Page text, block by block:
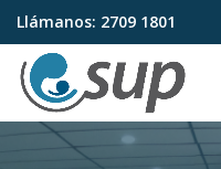
Saltar
contenido
Llámanos: 2709 1801